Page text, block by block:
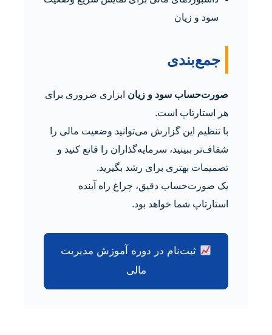
سود و زیان
جمع‌بندی
صورت‌حساب سود و زیان ابزاری ضروری برای
هر استارتاپ است.
با تنظیم این گزارش می‌توانید وضعیت مالی را
شفاف‌تر ببینید، سرمایه‌گذاران را قانع کنید و
تصمیمات بهتری برای رشد بگیرید.
یک صورت‌حساب دقیق، چراغ راه آینده
استارتاپ شما خواهد بود.
ثبت‌نام در دوره آموزش مدیریت
مالی